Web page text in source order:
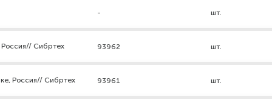
- шт.
Сибртех 93962 шт.
Россия// Сибртех 93961 шт.